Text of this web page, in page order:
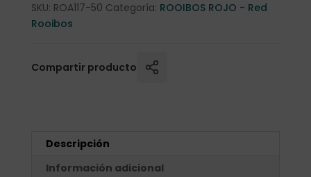
SKU: ROA117-50 Categoría: ROOIBOS ROJO - Red
Rooibos
Compartir producto
Descripción
Información adicional